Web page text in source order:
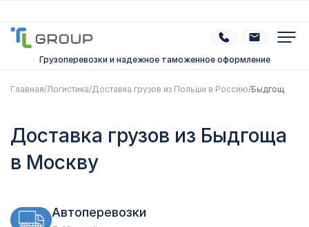
Грузоперевозки и надежное таможенное оформление
Главная/Логистика/Доставка грузов из Польши в Россию/Быдгощ
Доставка грузов из Быдгоща
в Москву
Автоперевозки